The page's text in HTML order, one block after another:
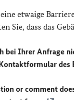
etwaige
Sie, dass das
bei Ihrer Anfrage
des
or comment